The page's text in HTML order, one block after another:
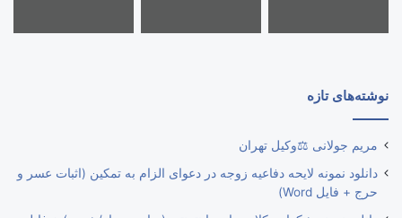
نوشته‌های تازه
مریم جولانی ⚖️وکیل تهران
دانلود نمونه لایحه دفاعیه زوجه در دعوای الزام به تمکین (اثبات عسر و
حرج + فایل Word)